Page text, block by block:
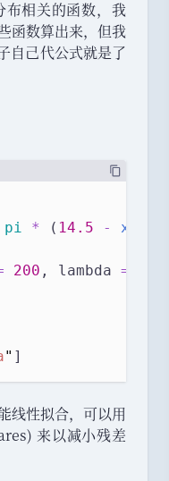
相关的函数， 我
函数算出来， 但我
自己代公式就是了
pi * ( 14.5 - x
200 , lambda =
" ]
线性拟合， 可以用
来以减小残差